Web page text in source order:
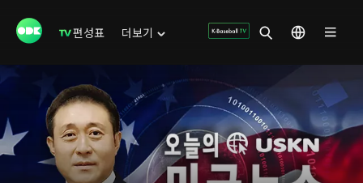
편성표 더보기